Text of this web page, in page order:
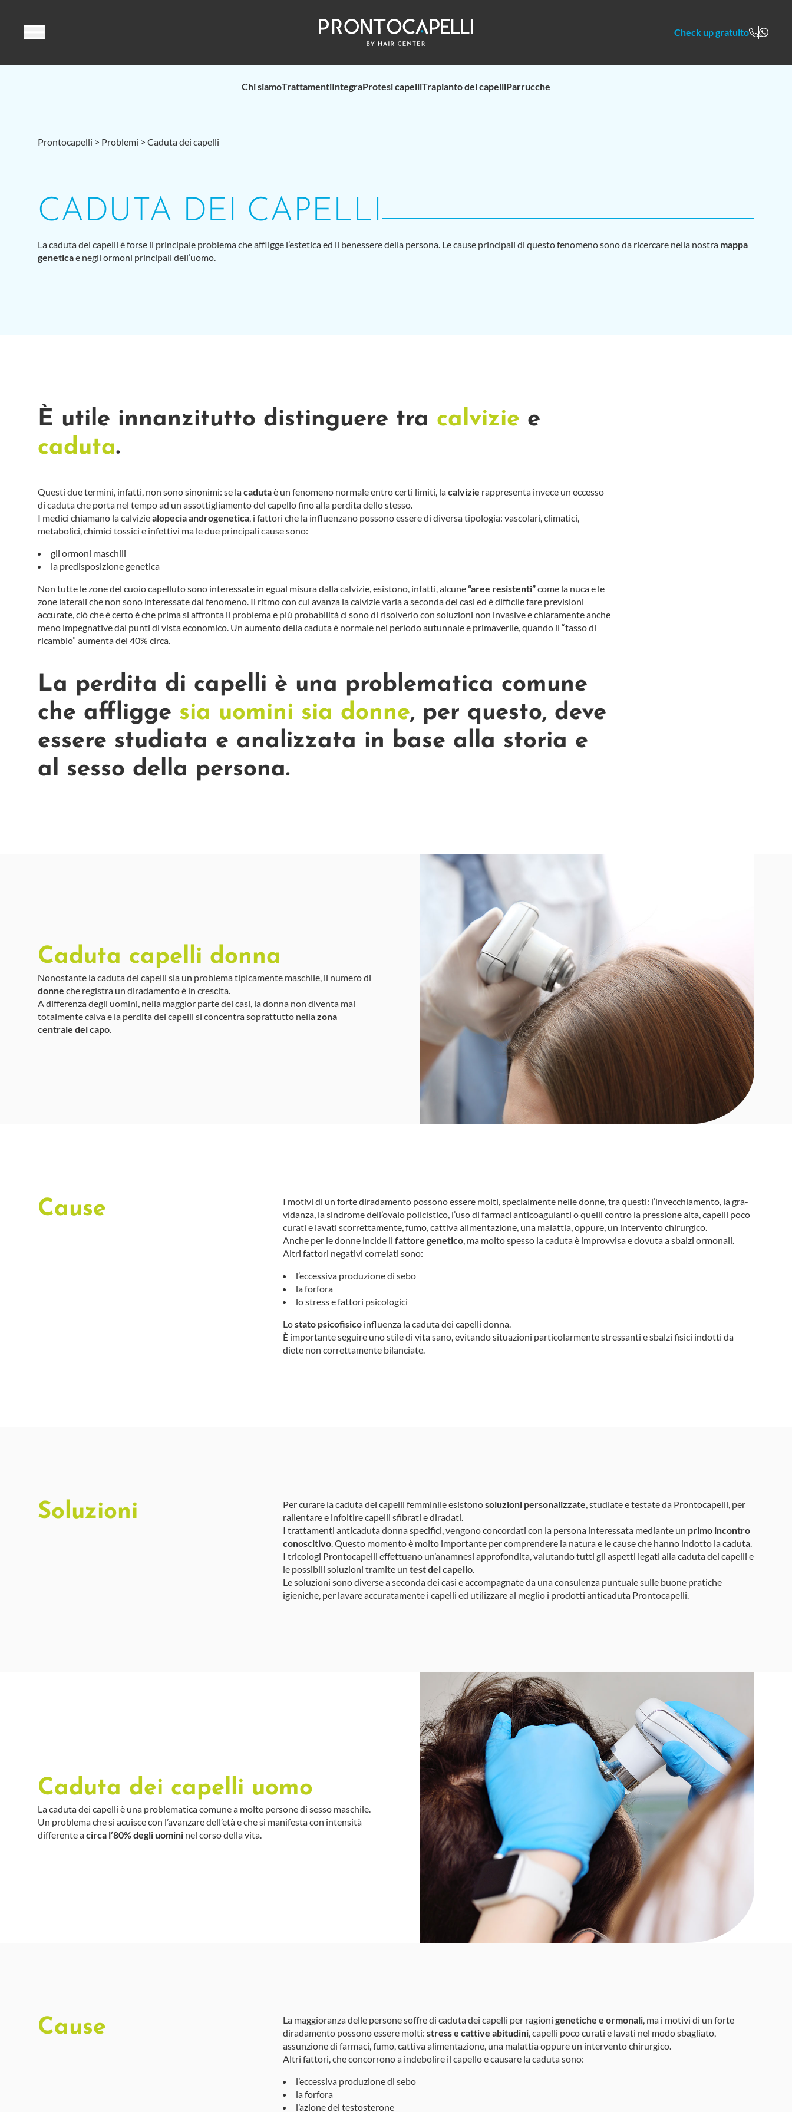
Check up gratuito
Chi siamoTrattamentiIntegraProtesi capelliTrapianto dei capelliParrucche
Prontocapelli > Problemi > Caduta dei capelli
CADUTA DEI CAPELLI
La caduta dei capelli è forse il principale problema che affligge l’estetica ed il benessere della persona. Le cause principali di questo fenomeno sono da ricercare nella nostra mappa
geneticae negli ormoni principali dell’uomo.
È utile innanzitutto distinguere tra calvizie e
caduta.
Questi due termini, infatti, non sono sinonimi: se lacadutaè un fenomeno normale entro certi limiti, lacalvizie rappresenta invece un eccesso
di caduta che porta nel tempo ad un assottigliamento del capello fino alla perdita dello stesso.
I medici chiamano la calviziealopecia androgenetica, i fattori che la influenzano possono essere di diversa tipologia: vascolari, climatici,
metabolici, chimici tossici e infettivi ma le due principali cause sono:
gli ormoni maschili
la predisposizione genetica
Non tutte le zone del cuoio capelluto sono interessate in egual misura dalla calvizie, esistono, infatti, alcune“aree resistenti”come la nuca e le
zone laterali che non sono interessate dal fenomeno. Il ritmo con cui avanza la calvizie varia a seconda dei casi ed è difficile fare previsioni
accurate, ciò che è certo è che prima si affronta il problema e più probabilità ci sono di risolverlo con soluzioni non invasive e chiaramente anche
meno impegnative dal punti di vista economico. Un aumento della caduta è normale nei periodo autunnale e primaverile, quando il “tasso di
ricambio” aumenta del 40% circa.
La perdita di capelli è una problematica comune
che affligge sia uomini sia donne, per questo, deve
essere studiata e analizzata in base alla storia e
al sesso della persona.
Caduta capelli donna
Nonostante la caduta dei capelli sia un problema tipicamente maschile, il numero di
donne che registra un diradamento è in crescita.
A differenza degli uomini, nella maggior parte dei casi, la donna non diventa mai
totalmente calva e la perdita dei capelli si concentra soprattutto nellazona
centrale del capo.
Cause
I motivi di un forte diradamento possono essere molti, specialmente nelle donne, tra questi: l’invecchiamento, la gra­
vi­danza, la sin­drome dell’ovaio poli­ci­stico, l’uso di far­maci anti­coa­gu­lanti o quelli con­tro la pres­sione alta, capelli poco
curati e lavati scorrettamente, fumo, cattiva alimentazione, una malattia, oppure, un intervento chirurgico.
Anche per le donne incide il fattore genetico, ma molto spesso la caduta è improvvisa e dovuta a sbalzi ormonali.
Altri fat­tori nega­tivi correlati sono:
l’eccessiva produzione di sebo
la forfora
lo stress e fattori psicologici
Lostato psi­co­fi­sico influenza la caduta dei capelli donna.
È importante seguire uno stile di vita sano, evi­tando situa­zioni particolarmente stressanti e sbalzi fisici indotti da
diete non correttamente bilanciate.
Soluzioni Per curare la caduta dei capelli femminile esistonosoluzioni personalizzate, studiate e testate da Prontocapelli, per
rallentare e infoltire capelli sfibrati e diradati.
I trattamenti anticaduta donna specifici, vengono concordati con la persona interessata mediante un primo incontro
conoscitivo. Questo momento è molto importante per comprendere la natura e le cause che hanno indotto la caduta.
I tricologi Prontocapelli effettuano un’anamnesi approfondita, valutando tutti gli aspetti legati alla caduta dei capelli e
le possibili soluzioni tramite un test del capello.
Le soluzioni sono diverse a seconda dei casi e accompagnate da una consulenza puntuale sulle buone pratiche
igieniche, per lavare accuratamente i capelli ed utilizzare al meglio i prodotti anticaduta Prontocapelli.
Caduta dei capelli uomo
La caduta dei capelli è una problematica comune a molte persone di sesso maschile.
Un problema che si acuisce con l’avanzare dell’età e che si manifesta con intensità
differente acirca l’80% degli uomini nel corso della vita.
Cause La maggioranza delle persone soffre di caduta dei capelli per ragioni genetiche e ormonali , ma i motivi di un forte
diradamento possono essere molti: stress e cattive abitudini , capelli poco curati e lavati nel modo sbagliato,
assunzione di farmaci, fumo, cattiva alimentazione, una malattia oppure un intervento chirurgico.
Altri fattori, che concorrono a indebolire il capello e causare la caduta sono:
l’eccessiva produzione di sebo
la forfora
l’azione del testosterone